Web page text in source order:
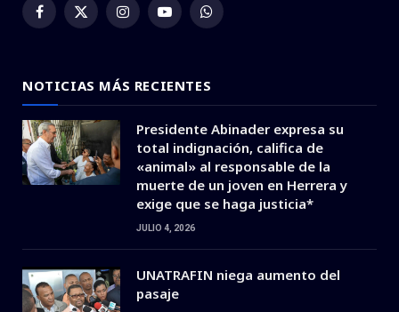
Facebook
X
InstagramYouTubeWhatsApp
NOTICIAS MÁS RECIENTES
Presidente Abinader expresa su
total indignación, califica de
«animal» al responsable de la
muerte de un joven en Herrera y
exige que se haga justicia*
JULIO 4, 2026
UNATRAFIN niega aumento del
pasaje